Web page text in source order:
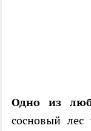
Одно из
сосновый